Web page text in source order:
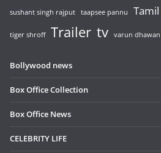
sushant singh rajput taapsee pannu Tamil
tiger shroff Trailer tv varun dhawan
Bollywood news
Box Office Collection
Box Office News
CELEBRITY LIFE